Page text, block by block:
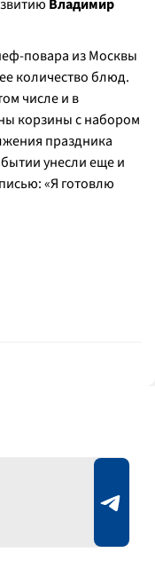
Владимир
повара из Москвы
количество блюд.
числе и в
корзины с набором
праздника
унесли еще и
«Я готовлю